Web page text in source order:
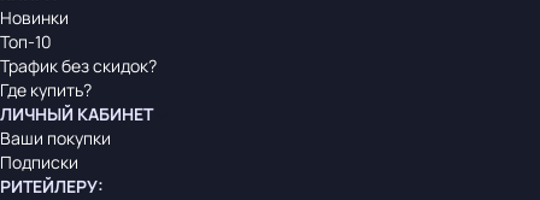
Новинки
Топ-10
Трафик без скидок?
Где купить?
ЛИЧНЫЙ КАБИНЕТ
Ваши покупки
Подписки
РИТЕЙЛЕРУ: